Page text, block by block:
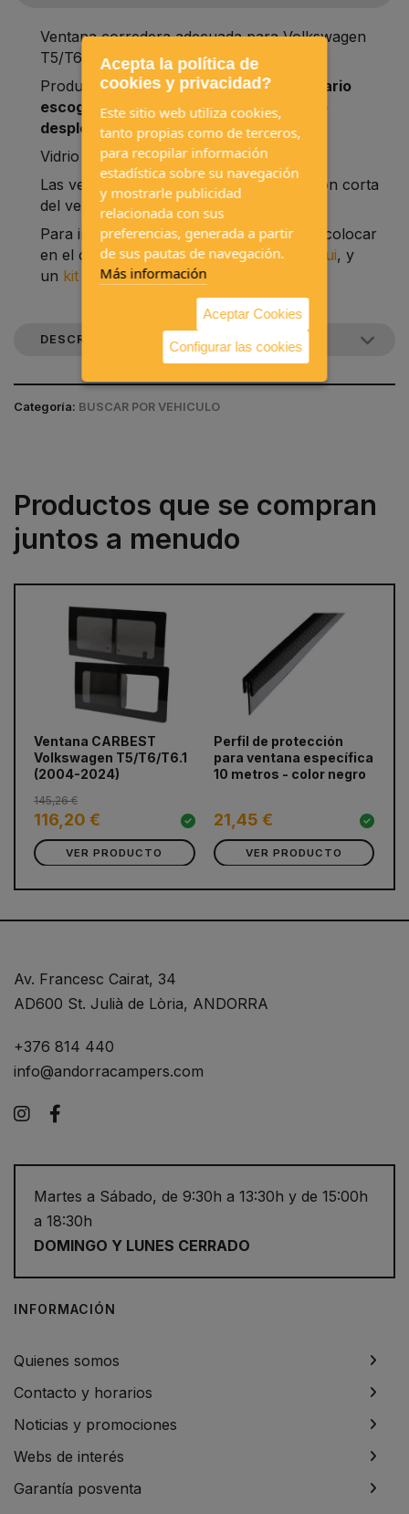
Ventana corredera adecuada para Volkswagen
T5/T6/T6.1
Producto con varias opciones.Es necesario
escoger la opción deseada en el listado
desplegable.
Vidrio templado de seguridad y tintado.
Las ventanas L1 corresponden a la versión corta
del vehículo y las L2 a la versión larga.
Para instalar es necesario un perfil para colocar
en el corte de la carroceríadisponible aqui, y
un kit adhesivo de montaje
DESCRIPCIÓN DEL PRODUCTO
Categoría: BUSCAR POR VEHICULO
Productos que se compran
juntos a menudo
Ventana CARBEST
Volkswagen T5/T6/T6.1
(2004-2024)
116,20 €
145,26 €
VER PRODUCTO
Perfil de protección
para ventana específica
10 metros - color negro
21,45 €
VER PRODUCTO
prev
Av. Francesc Cairat, 34
AD600 St. Julià de Lòria, ANDORRA
+376 814 440
info@andorracampers.com
Instagram
Martes a Sábado, de 9:30h a 13:30h y de 15:00h
a 18:30h
DOMINGO Y LUNES CERRADO
INFORMACIÓN
Quienes somos
Contacto y horarios
Noticias y promociones
Webs de interés
Garantía posventa
Acepta la política de
cookies y privacidad?
Este sitio web utiliza cookies,
tanto propias como de terceros,
para recopilar información
estadística sobre su navegación
y mostrarle publicidad
relacionada con sus
preferencias, generada a partir
de sus pautas de navegación.
Más información
Aceptar Cookies
Configurar las cookies